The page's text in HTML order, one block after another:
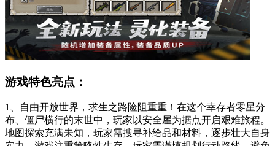
游戏特色亮点：
1、自由开放世界，求生之路险阻重重！在这个幸存者零星分
布、僵尸横行的末世中，玩家以安全屋为据点开启艰难旅程。
地图探索充满未知，玩家需搜寻补给品和材料，逐步壮大自身